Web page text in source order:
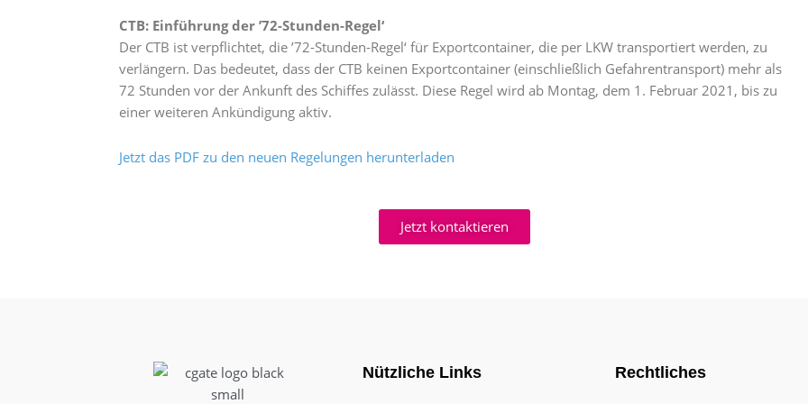
CTB: Einführung der ’72-Stunden-Regel‘
Der CTB ist verpflichtet, die ’72-Stunden-Regel‘ für Exportcontainer, die per LKW transportiert werden, zu
verlängern. Das bedeutet, dass der CTB keinen Exportcontainer (einschließlich Gefahrentransport) mehr als
72 Stunden vor der Ankunft des Schiffes zulässt. Diese Regel wird ab Montag, dem 1. Februar 2021, bis zu
einer weiteren Ankündigung aktiv.
Jetzt das PDF zu den neuen Regelungen herunterladen
Jetzt kontaktieren
Nützliche Links Rechtliches